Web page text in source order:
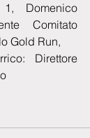
Domenico
Comitato
Gold Run,
Direttore